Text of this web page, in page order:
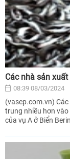
Các nhà sản
08:39 08/03/2024
(vasep.com.vn)
trung nhiều hơn
của vụ A ở Biển